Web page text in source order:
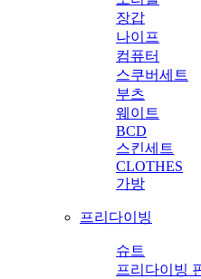
장갑
나이프
컴퓨터
스쿠버세트
부츠
웨이트
BCD
스킨세트
CLOTHES
가방
프리다이빙
슈트
프리다이빙